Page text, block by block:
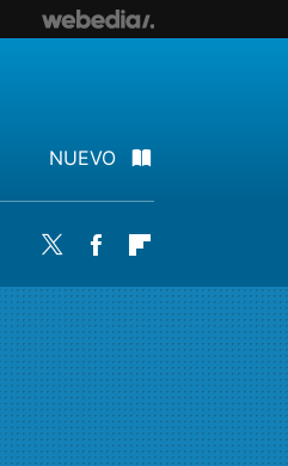
NUEVO
Twitter Facebook